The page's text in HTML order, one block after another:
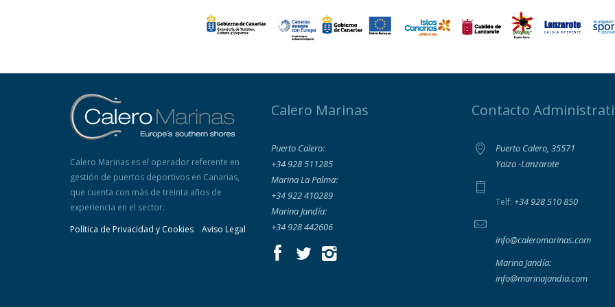
Calero Marinas es el operador referente en
gestión de puertos deportivos en Canarias,
que cuenta con más de treinta años de
experiencia en el sector.
Política de Privacidad y Cookies
Aviso Legal
Calero Marinas
Puerto Calero:
+34 928 511285
Marina La Palma:
+34 922 410289
Marina Jandía:
+34 928 442606
Contacto
Puerto Calero, 35571
Yaiza -Lanzarote
Telf: +34 928 510 850
info@caleromarinas.com
Marina Jandía:
info@marinajandia.com